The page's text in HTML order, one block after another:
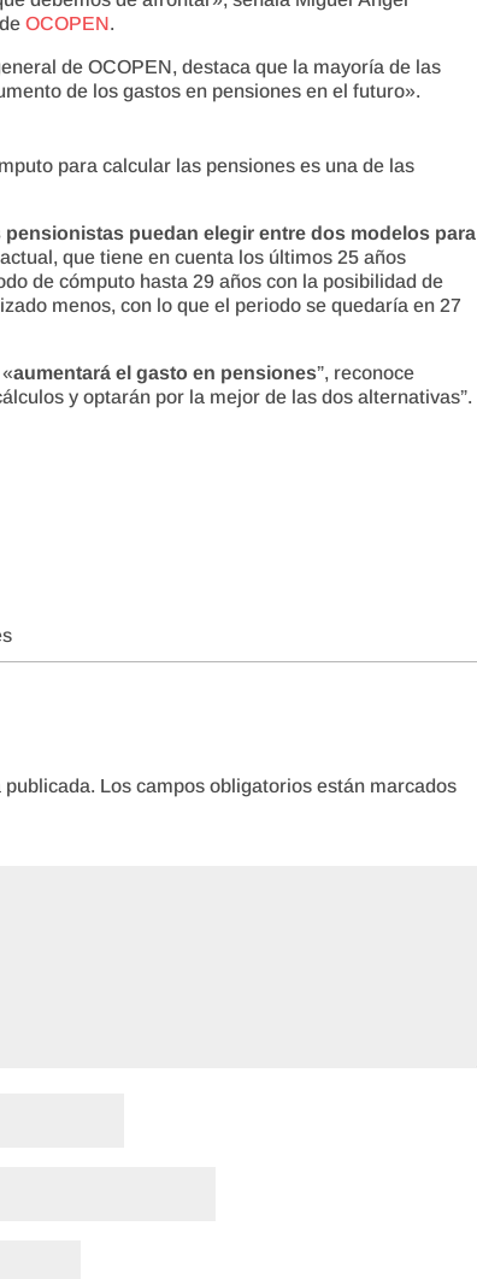
deOCOPEN.
de OCOPEN, destaca que la mayoría de las
de los gastos en pensiones en el futuro».
para calcular las pensiones es una de las
pensionistas puedan elegir entre dos modelos para
que tiene en cuenta los últimos 25 años
de cómputo hasta 29 años con la posibilidad de
menos, con lo que el periodo se quedaría en 27
aumentará el gasto en pensiones”, reconoce
y optarán por la mejor de las dos alternativas”.
publicada. Los campos obligatorios están marcados